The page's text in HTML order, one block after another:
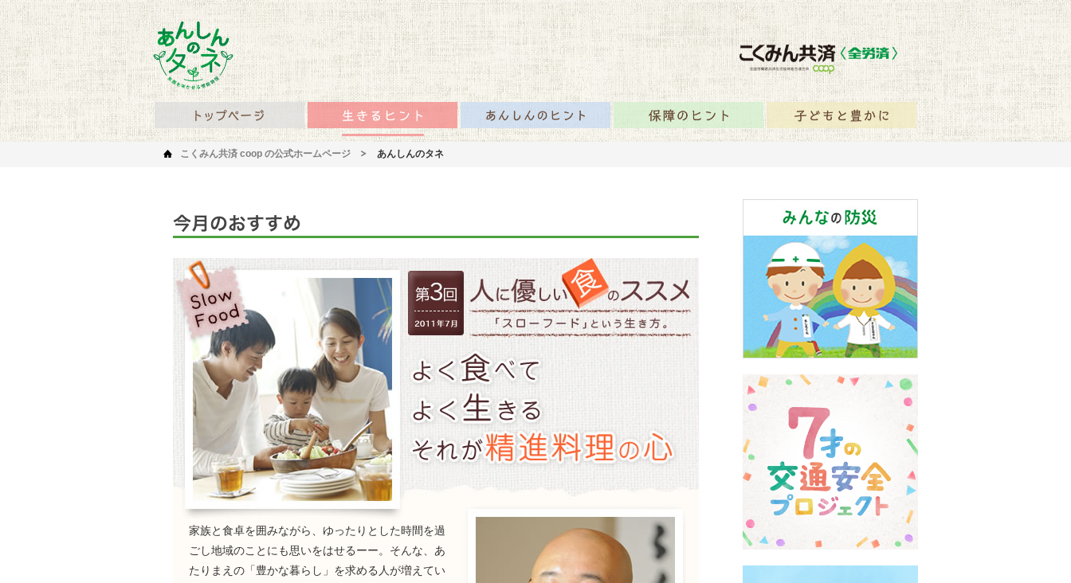
あんしんのタネ 笑顔を咲かせるみんなの情報
あんしんのタネTOP 生きるヒント あんしんのヒント 保障のヒント 子どもと豊かに
こくみん共済 coop の公式ホームページ あんしんのタネ
家族と食卓を囲みながら、ゆったりとした時間を過
ごし地域のことにも思いをはせるーー。そんな、あ
たりまえの「豊かな暮らし」を求める人が増えてい